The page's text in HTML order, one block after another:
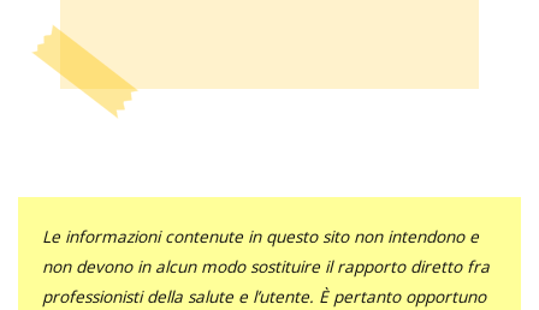
Le informazioni contenute in questo sito non intendono e
non devono in alcun modo sostituire il rapporto diretto fra
professionisti della salute e l’utente. È pertanto opportuno